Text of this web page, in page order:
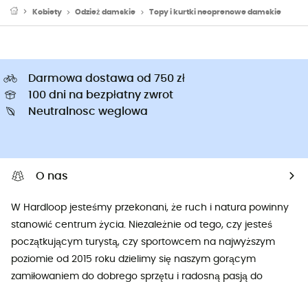
Kobiety Odzież damskie Topy i kurtki neoprenowe damskie
Darmowa dostawa od 750 zł
100 dni na bezpłatny zwrot
Neutralnosc weglowa
O nas
W Hardloop jesteśmy przekonani, że ruch i natura powinny
stanowić centrum życia. Niezależnie od tego, czy jesteś
początkującym turystą, czy sportowcem na najwyższym
poziomie od 2015 roku dzielimy się naszym gorącym
zamiłowaniem do dobrego sprzętu i radosną pasją do